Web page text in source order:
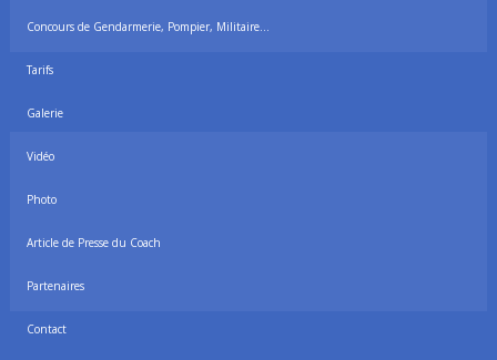
Concours de Gendarmerie, Pompier, Militaire…
Tarifs
Galerie
Vidéo
Photo
Article de Presse du Coach
Partenaires
Contact